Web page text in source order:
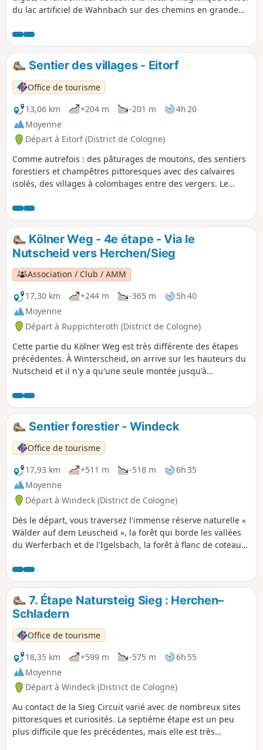
du lac artificiel de Wahnbach sur des chemins en grande
d'une vue imprenable sur le lac artificiel. Des sentiers de
randonnée exigeants, parfois étroits et souvent historiques,
mènent le randonneur à travers de nombreux ravins et sur
des crêtes boisées.
Sentier des villages - Eitorf
Office de tourisme
13,06 km
+204 m -201 m
4h 20
Moyenne
Départ à Eitorf (District de Cologne)
Comme autrefois : des pâturages de moutons, des sentiers
forestiers et champêtres pittoresques avec des calvaires
isolés, des villages à colombages entre des vergers. Le
Leuscheid et offre de belles vues lointaines. De retour à
Eitorf, de nombreuses possibilités de restauration vous
attendent.
Kölner Weg - 4e étape - Via le
Nutscheid vers Herchen/Sieg
Association / Club / AMM
17,30 km
+244 m -365 m
5h 40
Moyenne
Départ à Ruppichteroth (District de Cologne)
Cette partie du Kölner Weg est très différente des étapes
précédentes. À Winterscheid, on arrive sur les hauteurs du
Nutscheid et il n'y a qu'une seule montée jusqu'à
on profite de superbes vues sur les montagnes au-delà de
la vallée de la Sieg, sur le Westerwald et le Siebengebirge.
Ce n'est qu'après Altenherfen que le Kölner Weg descend
dans la vallée, avant de remonter fortement après
Rieferath. Notre randonnée variée se termine à Herchen,
une station climatique située dans l'un des plus beaux
endroits de la vallée de la Sieg.
Sentier forestier - Windeck
Office de tourisme
17,93 km
+511 m -518 m
6h 35
Moyenne
Départ à Windeck (District de Cologne)
Dès le départ, vous traversez l'immense réserve naturelle «
Wälder auf dem Leuscheid », la forêt qui borde les vallées
du Werferbach et de l'Igelsbach, la forêt à flanc de coteau
chênes centenaires au bord de la Sieg près de Stromberg.
Vous serez fasciné par ce paysage naturel varié. Il y a de
l'histoire, des vues incroyables et des détails à n'en plus
finir. Des fourmilières, des fougères aigles, des hêtres
imposants, le spectacle des oiseaux dans les buissons et les
arbres.
7. Étape Natursteig Sieg : Herchen–
Schladern
Office de tourisme
18,35 km
+599 m -575 m
6h 55
Moyenne
Départ à Windeck (District de Cologne)
Au contact de la Sieg Circuit varié avec de nombreux sites
pittoresques et curiosités. La septième étape est un peu
plus difficile que les précédentes, mais elle est très